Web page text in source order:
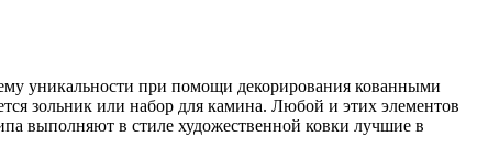
уникальности при помощи декорирования кованными
зольник или набор для камина. Любой и этих элементов
выполняют в стиле художественной ковки лучшие в